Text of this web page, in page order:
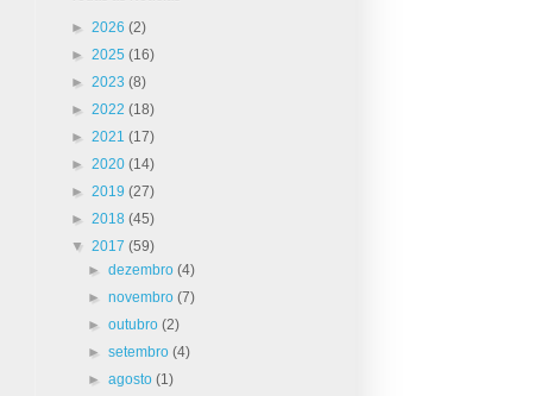
► 2026 (2)
► 2025 (16)
► 2023 (8)
► 2022 (18)
► 2021 (17)
► 2020 (14)
► 2019 (27)
► 2018 (45)
▼ 2017 (59)
►dezembro(4)
►novembro(7)
►outubro(2)
►setembro(4)
►agosto(1)